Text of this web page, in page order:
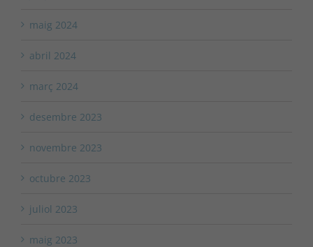
maig 2024
abril 2024
març 2024
desembre 2023
novembre 2023
octubre 2023
juliol 2023
maig 2023